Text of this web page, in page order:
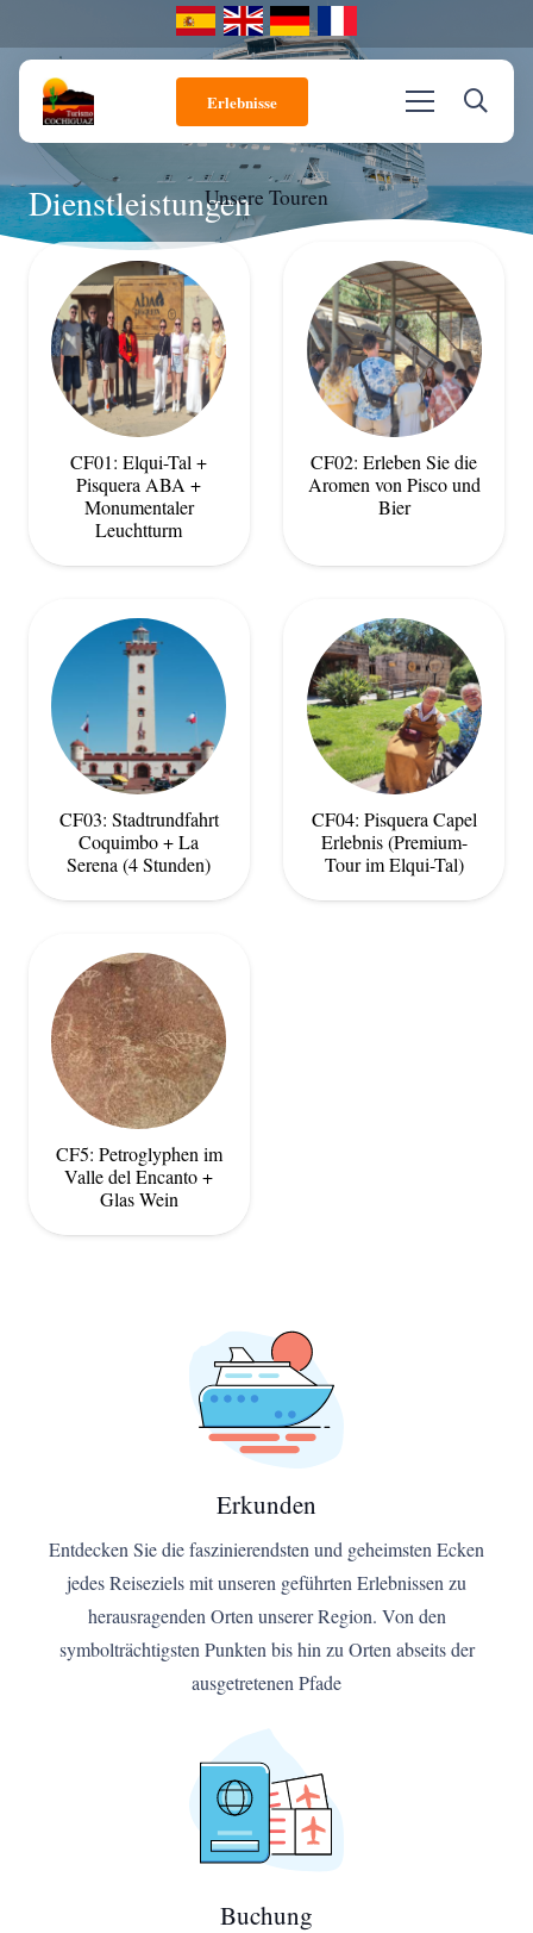
Erlebnisse
DienstleistungenUnsere Touren
CF01: Elqui-Tal +
Pisquera ABA +
Monumentaler
Leuchtturm
CF02: Erleben Sie die
Aromen von Pisco und
Bier
CF03: Stadtrundfahrt
Coquimbo + La
Serena (4 Stunden)
CF04: Pisquera Capel
Erlebnis (Premium-
Tour im Elqui-Tal)
CF5: Petroglyphen im
Valle del Encanto +
Glas Wein
Erkunden
Entdecken Sie die faszinierendsten und geheimsten Ecken
jedes Reiseziels mit unseren geführten Erlebnissen zu
herausragenden Orten unserer Region. Von den
symbolträchtigsten Punkten bis hin zu Orten abseits der
ausgetretenen Pfade
Buchung